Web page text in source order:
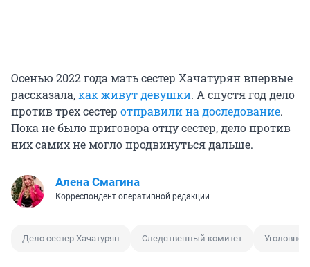
Осенью 2022 года мать сестер Хачатурян впервые
рассказала,как живут девушки. А спустя год дело
против трех сестер отправили на доследование.
Пока не было приговора отцу сестер, дело против
них самих не могло продвинуться дальше.
Алена Смагина
Корреспондент оперативной редакции
Дело сестер Хачатурян Следственный комитет